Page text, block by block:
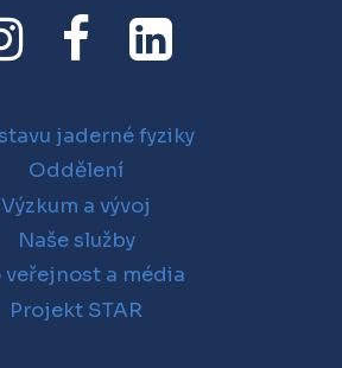
jaderné fyziky
Oddělení
Výzkum a vývoj
Naše služby
veřejnost a média
Projekt STAR